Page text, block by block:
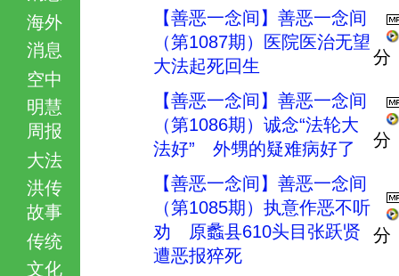
海外
消息
空中
明慧
周报
大法
洪传
故事
传统
文化
【善恶一念间】善恶一念间
（第1087期）医院医治无望
大法起死回生
分
【善恶一念间】善恶一念间
（第1086期）诚念“法轮大
法好” 外甥的疑难病好了
分
【善恶一念间】善恶一念间
（第1085期）执意作恶不听
劝 原蠡县610头目张跃贤
遭恶报猝死
分